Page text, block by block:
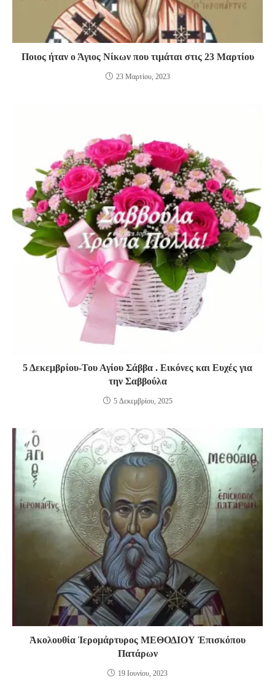
Ποιος ήταν ο Άγιος Νίκων που τιμάται στις 23 Μαρτίου
23 Μαρτίου, 2023
5 Δεκεμβρίου-Του Αγίoυ Σάββα . Εικόνες και Ευχές για
την Σαββούλα
5 Δεκεμβρίου, 2025
Ἀκολουθία Ἱερομάρτυρος ΜΕΘΟΔΙΟΥ Ἐπισκόπου
Πατάρων
19 Ιουνίου, 2023